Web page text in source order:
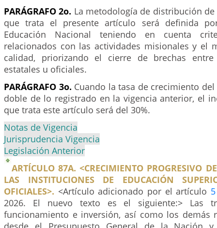
PARÁGRAFO 2o. La metodología de distribución
que trata el presente artículo será definida
Educación Nacional teniendo en cuenta
relacionados con las actividades misionales y el
calidad, priorizando el cierre de brechas entre
estatales u oficiales.
PARÁGRAFO 3o. Cuando la tasa de crecimiento
doble de lo registrado en la vigencia anterior, el
que trata este artículo será del 30%.
Notas de Vigencia
Jurisprudencia Vigencia
Legislación Anterior
ARTÍCULO 87A. <CRECIMIENTO PROGRESIVO
LAS INSTITUCIONES DE EDUCACIÓN
OFICIALES>. <Artículo adicionado por el artículo 5
2026. El nuevo texto es el siguiente:> Las
funcionamiento e inversión, así como los demás